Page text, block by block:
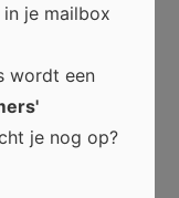
recyclebaarheid.
jou een
je mailbox
wordt een
je nog op?